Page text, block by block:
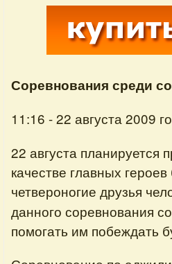
Соревнования среди
11:16 - 22 августа 2009
22 августа планируется
качестве главных
четвероногие друзья
данного соревнования
помогать им побеждать